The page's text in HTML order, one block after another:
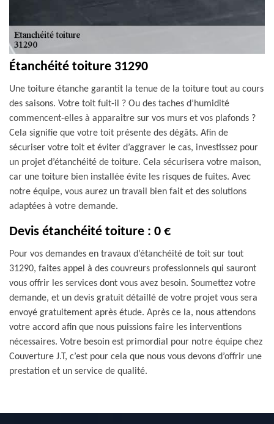
Étanchéité toiture 31290
Une toiture étanche garantit la tenue de la toiture tout au cours
des saisons. Votre toit fuit-il ? Ou des taches d’humidité
commencent-elles à apparaitre sur vos murs et vos plafonds ?
Cela signifie que votre toit présente des dégâts. Afin de
sécuriser votre toit et éviter d’aggraver le cas, investissez pour
un projet d’étanchéité de toiture. Cela sécurisera votre maison,
car une toiture bien installée évite les risques de fuites. Avec
notre équipe, vous aurez un travail bien fait et des solutions
adaptées à votre demande.
Devis étanchéité toiture : 0 €
Pour vos demandes en travaux d’étanchéité de toit sur tout
31290, faites appel à des couvreurs professionnels qui sauront
vous offrir les services dont vous avez besoin. Soumettez votre
demande, et un devis gratuit détaillé de votre projet vous sera
envoyé gratuitement après étude. Après ce la, nous attendons
votre accord afin que nous puissions faire les interventions
nécessaires. Votre besoin est primordial pour notre équipe chez
Couverture J.T, c’est pour cela que nous vous devons d’offrir une
prestation et un service de qualité.